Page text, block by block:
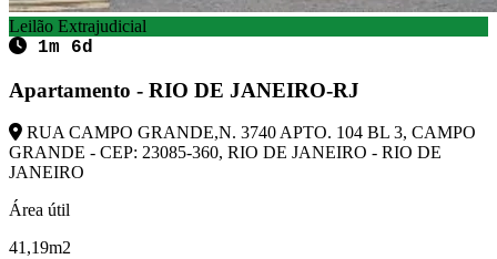
Leilão Extrajudicial
1m 6d
Apartamento - RIO DE JANEIRO-RJ
RUA CAMPO GRANDE,N. 3740 APTO. 104 BL 3, CAMPO
GRANDE - CEP: 23085-360, RIO DE JANEIRO - RIO DE
JANEIRO
Área útil
41,19m2